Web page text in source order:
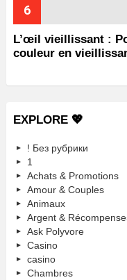
L’œil vieillissant :
couleur en
EXPLORE 💖
! Без рубрики
1
Achats & Promotions
Amour & Couples
Animaux
Argent &
Ask Polyvore
Casino
casino
Chambres